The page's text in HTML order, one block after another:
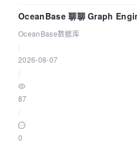
OceanBase 聊聊 Graph
员又
OceanBase数据库
2026-08-07
87
0